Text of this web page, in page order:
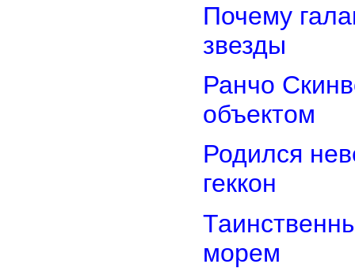
Почему
звезды
Ранчо
объектом
Родился
геккон
морем